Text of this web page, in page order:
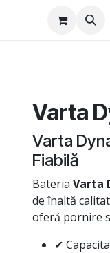
Service-uri
Varta
Varta
Fiabilă
Bateria Varta
de înaltă
oferă pornire
✔